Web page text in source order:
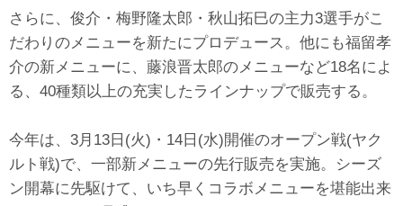
さらに、俊介・梅野隆太郎・秋山拓巳の主力3選手がこ
だわりのメニューを新たにプロデュース。他にも福留孝
介の新メニューに、藤浪晋太郎のメニューなど18名によ
る、40種類以上の充実したラインナップで販売する。
今年は、3月13日(火)・14日(水)開催のオープン戦(ヤク
ルト戦)で、一部新メニューの先行販売を実施。シーズ
ン開幕に先駆けて、いち早くコラボメニューを堪能出来